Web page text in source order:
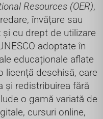
Resources (OER),
învățare sau
și cu drept de utilizare
adoptate în
educaționale aflate
licență deschisă, care
și redistribuirea fără
o gamă variată de
cursuri online,